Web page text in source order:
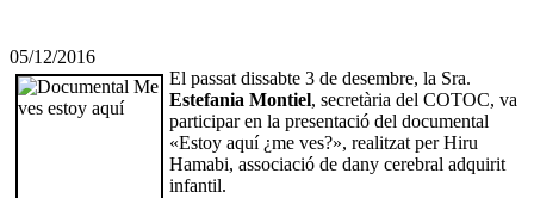
05/12/2016
El passat dissabte 3 de desembre, la Sra.
Estefania Montiel, secretària del COTOC, va
participar en la presentació del documental
«Estoy aquí ¿me ves?», realitzat per Hiru
Hamabi, associació de dany cerebral adquirit
infantil.